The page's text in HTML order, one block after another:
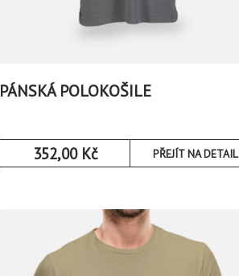
PÁNSKÁ POLOKOŠILE
352,00 Kč PŘEJÍT NA DETAIL